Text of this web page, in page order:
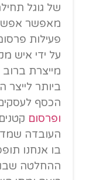
של גוגל
מאפשר
פעילות
על ידי איש
מייצרת
ביותר
הכסף
ופרסום
העובדה
בו אנחנו
ההחלטה שבו